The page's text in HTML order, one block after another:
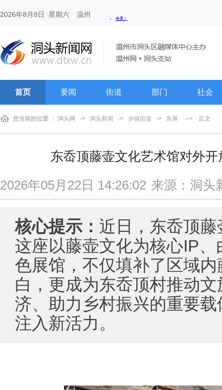
2026年8月8日 星期六 温州
首页 要闻 街道 部门 社会
您当前的位置 ： 洞头网 -> 洞头新闻 -> 乡镇街道 -> 东屏 --> 正文
东岙顶藤壶文化艺术馆对外
2026年05月22日 14:26:02 来源：洞头
核心提示： 近日，东岙顶
这座以藤壶文化为核心IP
色展馆，不仅填补了区域
白，更成为东岙顶村推动
济、助力乡村振兴的重要
注入新活力。